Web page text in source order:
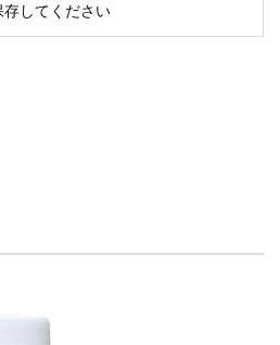
してください